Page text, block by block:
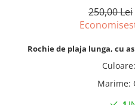
250,00 Lei
Rochie de plaja lunga, cu
Culoare:
Marime: